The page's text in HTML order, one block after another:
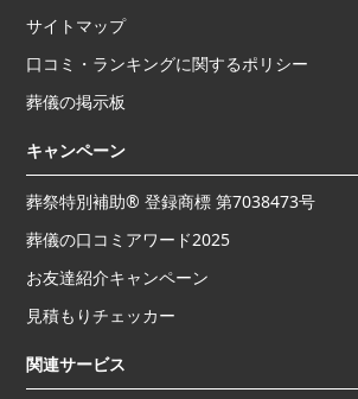
サイトマップ
口コミ・ランキングに関するポリシー
葬儀の掲示板
キャンペーン
葬祭特別補助® 登録商標 第7038473号
葬儀の口コミアワード2025
お友達紹介キャンペーン
見積もりチェッカー
関連サービス